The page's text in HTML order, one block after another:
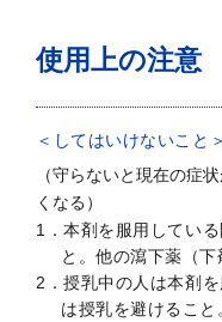
使用上の注意
＜してはいけないこと＞
（守らないと現在の症
くなる）
1．本剤を服用してい
と。他の瀉下薬（下
2．授乳中の人は本剤
は授乳を避けること